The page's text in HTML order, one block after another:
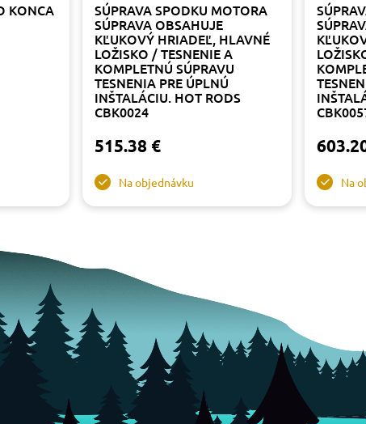
KONCA
SÚPRAVA SPODKU MOTORA
SÚPRAVA OBSAHUJE
KĽUKOVÝ HRIADEĽ, HLAVNÉ
LOŽISKO / TESNENIE A
KOMPLETNÚ SÚPRAVU
TESNENIA PRE ÚPLNÚ
INŠTALÁCIU. HOT RODS
CBK0024
515.38 €
Na objednávku Na